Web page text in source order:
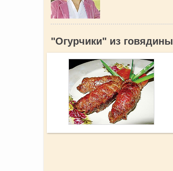
"Огурчики" из говядины